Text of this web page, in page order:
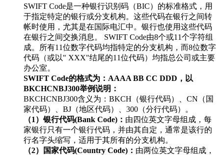
SWIFT Code是一种银行识别码（BIC）的标准格式，用
于指定特定的银行或分支机构。这些代码在银行之间转
帐时使用，尤其是在国际电汇中。银行也使用这些代码
在银行之间交换消息。 SWIFT Code由8个或11个字符组
成。所有11位数字代码均指特定的分支机构，而8位数字
代码（或以" XXX"结尾的11位代码）均指总公司或主要
办公室。
SWIFT Code的格式为：AAAA BB CC DDD，以
BKCHCNBJ300举例说明：
BKCHCNBJ300含义为：BKCH（银行代码）、CN（国
家代码）、BJ（地区代码）、300（分行代码）。
（1）银行代码(Bank Code)： 由四位英文字母组成，每
家银行只有一个银行代码，并由其自定，通常是该行的
行名字头缩写，适用于其所有的分支机构。
（2）国家代码(Country Code)： 由两位英文字母组成，